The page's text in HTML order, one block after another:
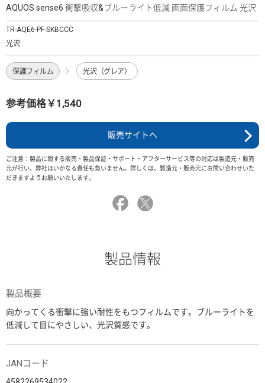
AQUOS sense6 衝撃吸収&ブルーライト低減 画面保護フィルム 光沢
TR-AQE6-PF-SKBCCC
光沢
保護フィルム 光沢（グレア）
参考価格￥1,540
販売サイトへ
ご注意：製品に関する販売・製品保証・サポート・アフターサービス等の対応は製造元・販売
元が行い、弊社はいかなる責任も負いません。詳しくは、製造元・販売元にお問い合わせいた
だきますようお願いいたします。
製品情報
製品概要
向かってくる衝撃に強い耐性をもつフィルムです。ブルーライトを
低減して目にやさしい、光沢質感です。
JANコード